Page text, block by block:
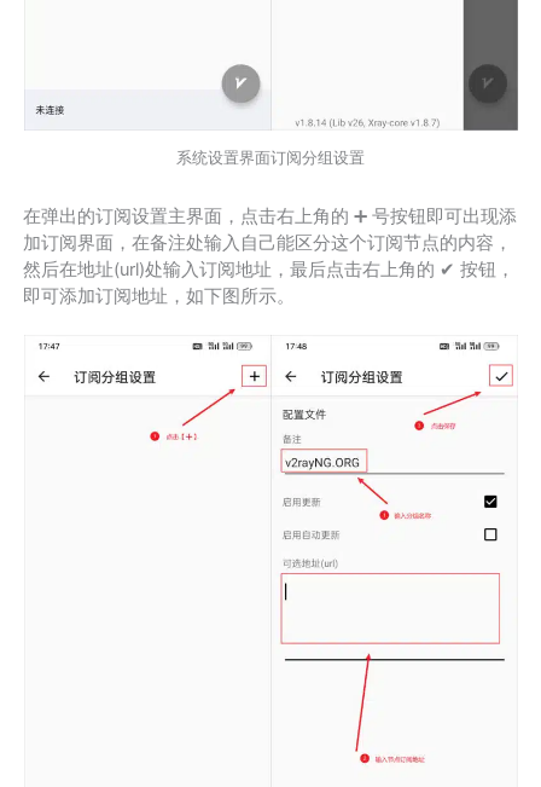
系统设置界面订阅分组设置
在弹出的订阅设置主界面，点击右上角的 ➕ 号按钮即可出现添
加订阅界面，在备注处输入自己能区分这个订阅节点的内容，
然后在地址(url)处输入订阅地址，最后点击右上角的 ✔ 按钮，
即可添加订阅地址，如下图所示。